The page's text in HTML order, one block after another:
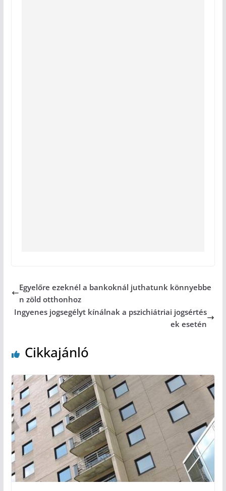
Egyelőre ezeknél a bankoknál juthatunk könnyebbe
n zöld otthonhoz
Ingyenes jogsegélyt kínálnak a pszichiátriai jogsértés
ek esetén
Cikkajánló